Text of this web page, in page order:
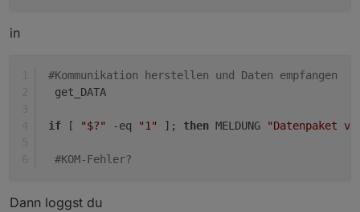
in
#Kommunikation herstellen und Daten empfangen
  get_DATA
if [ "$?" -eq "1" ]; then MELDUNG "Datenpaket
#KOM-Fehler?
Dann loggst du